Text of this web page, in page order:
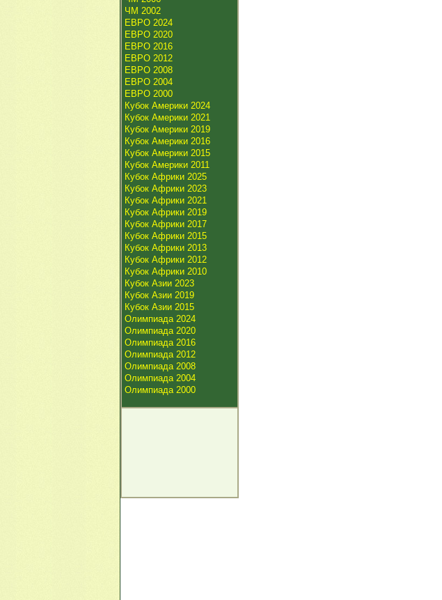
ЧМ 2002
ЕВРО 2024
ЕВРО 2020
ЕВРО 2016
ЕВРО 2012
ЕВРО 2008
ЕВРО 2004
ЕВРО 2000
Кубок Америки 2024
Кубок Америки 2021
Кубок Америки 2019
Кубок Америки 2016
Кубок Америки 2015
Кубок Америки 2011
Кубок Африки 2025
Кубок Африки 2023
Кубок Африки 2021
Кубок Африки 2019
Кубок Африки 2017
Кубок Африки 2015
Кубок Африки 2013
Кубок Африки 2012
Кубок Африки 2010
Кубок Азии 2023
Кубок Азии 2019
Кубок Азии 2015
Олимпиада 2024
Олимпиада 2020
Олимпиада 2016
Олимпиада 2012
Олимпиада 2008
Олимпиада 2004
Олимпиада 2000